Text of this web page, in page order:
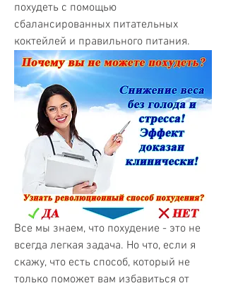
похудеть с помощью
сбалансированных питательных
коктейлей и правильного питания.
Все мы знаем, что похудение - это не
всегда легкая задача. Но что, если я
скажу, что есть способ, который не
только поможет вам избавиться от